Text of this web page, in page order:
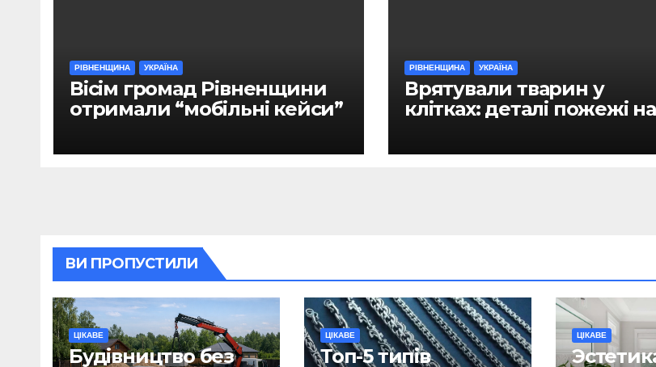
РІВНЕНЩИНА УКРАЇНА
Вісім громад Рівненщини
отримали “мобільні кейси”
РІВНЕНЩИНА УКРАЇНА
Врятували тварин у
клітках: деталі пожежі на
ВИ ПРОПУСТИЛИ
ЦІКАВЕ
Будівництво без
ЦІКАВЕ
Топ-5 типів
ЦІКАВЕ